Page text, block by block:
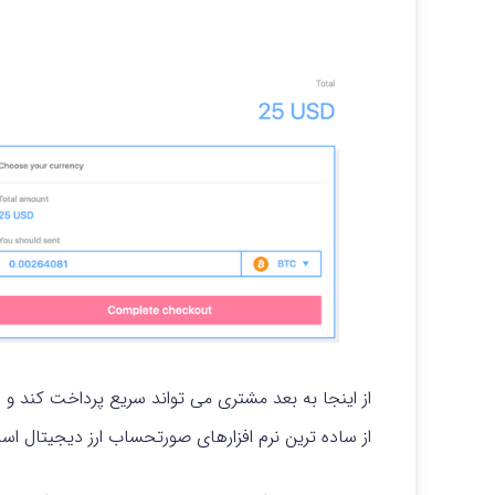
از اینجا به بعد مشتری می تواند سریع پرداخت
از ساده ترین نرم افزارهای صورتحساب ارز دیجیتال